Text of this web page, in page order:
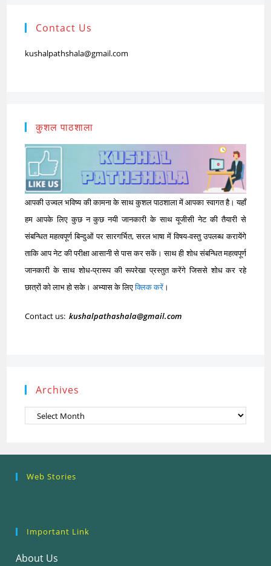
Contact Us
kushalpathshala@gmail.com
कुशल पाठशाला
आपकी उज्वल भविष्य की कामना के साथ कुशल पाठशाला में आपका स्वागत है। यहाँ
हम आपके लिए कुछ न कुछ नयी जानकारी के साथ यूजीसी नेट की तैयारी से
संबन्धित महत्वपूर्ण बिन्दुओं पर सारगर्भित, सरल भाषा में विषय-वस्तु उपलब्ध करायेंगे
ताकि आप नेट की परीक्षा आसानी से पास कर सकें। साथ ही शोध संबन्धित महत्वपूर्ण
जानकारी के साथ शोध-प्रारूप की रूपरेखा प्रस्तुत करेंगे जिससे शोध कर रहे
छात्रों को लाभ हो सके। अभ्यास के लिएक्लिक करें ।
Contact us:kushalpathashala@gmail.com
Archives
Archives
Web Stories
Ethics (शोध
Important Link
About Us